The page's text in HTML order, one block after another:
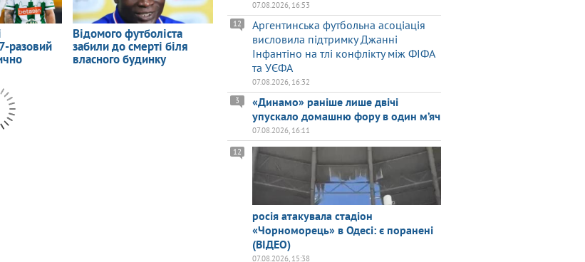
07.08.2026, 16:53
Аргентинська футбольна асоціація
висловила підтримку Джанні
Інфантіно на тлі конфлікту між ФІФА
та УЄФА
12
07.08.2026, 16:32
«Динамо» раніше лише двічі
упускало домашню фору в один м’яч
3
07.08.2026, 16:11
росія атакувала стадіон
«Чорноморець» в Одесі: є поранені
(ВІДЕО)
12
07.08.2026, 15:38